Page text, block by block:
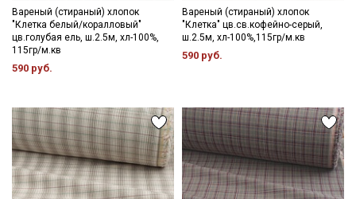
Вареный (стираный) хлопок
"Клетка белый/коралловый"
цв.голубая ель, ш.2.5м, хл-100%,
115гр/м.кв
590 руб.
Вареный (стираный) хлопок
"Клетка" цв.св.кофейно-серый,
ш.2.5м, хл-100%,115гр/м.кв
590 руб.